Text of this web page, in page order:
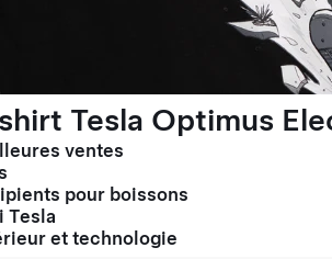
Tesla Optimus
ventes
pour boissons
Tesla
et technologie